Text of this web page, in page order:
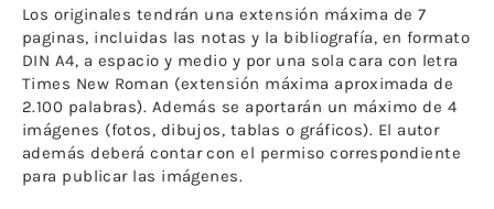
Los originales tendrán una extensión máxima de 7
paginas, incluidas las notas y la bibliografía, en formato
DIN A4, a espacio y medio y por una sola cara con letra
Times New Roman (extensión máxima aproximada de
2.100 palabras). Además se aportarán un máximo de 4
imágenes (fotos, dibujos, tablas o gráficos). El autor
además deberá contar con el permiso correspondiente
para publicar las imágenes.